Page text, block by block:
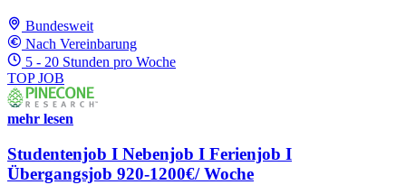
Bundesweit
Nach Vereinbarung
5 - 20 Stunden pro Woche
TOP JOB
mehr lesen
Studentenjob I Nebenjob I Ferienjob I
Übergangsjob 920-1200€/ Woche